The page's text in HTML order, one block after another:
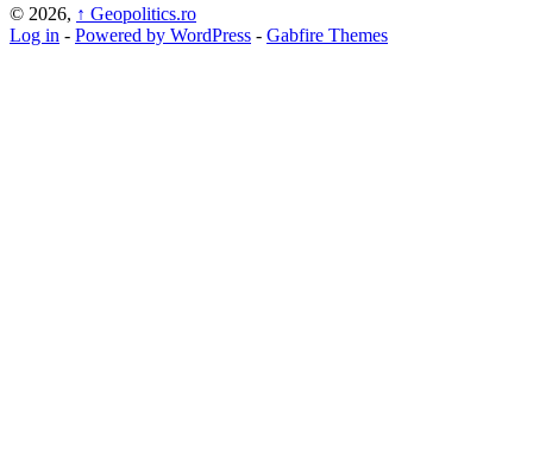
© 2026, ↑ Geopolitics.ro
Log in - Powered by WordPress - Gabfire Themes